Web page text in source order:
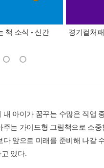
책 소식 - 신간
경기컬처
아이가 꿈꾸는 수많은 직업
는 가이드형 그림책으로 소
앞으로 미래를 준비해 나갈
있다.